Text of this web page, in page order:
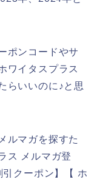
ポンコードやサ
ワイタスプラス
らいいのに♪と思
ルマガを探すた
ス メルマガ登
クーポン】【 ホ